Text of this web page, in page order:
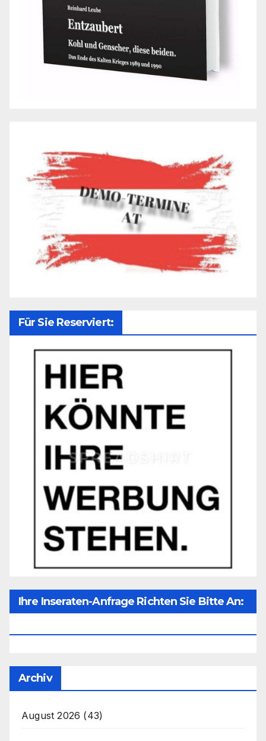
Für Sie Reserviert:
Ihre Inseraten-Anfrage Richten Sie Bitte An:
Archiv
August 2026 (43)